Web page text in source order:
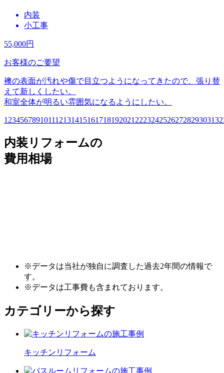
内装
小工事
55,000円
お客様のご要望
襖の表面が汚れや傷で目立つようになってきたので、張り替
えて新しくしたい。
和室全体が明るい雰囲気になるようにしたい。
1 23456789101112131415161718192021 2223242526272829303132
内装リフォームの
費用相場
※データは当社が独自に調査した過去2年間の情報で
す。
※データは工事費も含まれております。
カテゴリーから探す
キッチン リフォーム